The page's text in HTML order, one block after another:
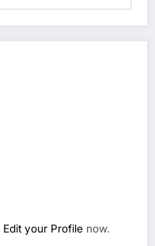
Edit your Profile now.